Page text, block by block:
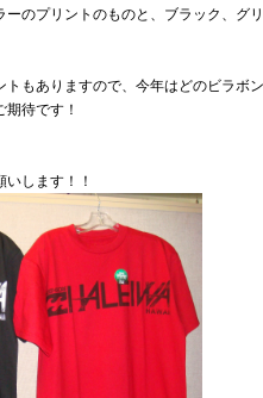
ーのプリントのものと、ブラック、グ
もありますので、今年はどのビラボ
待です！
します！！